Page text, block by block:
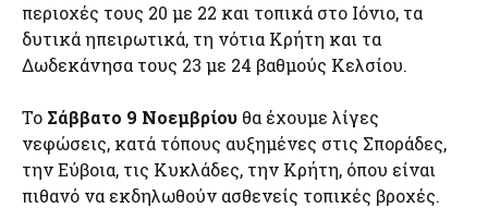
περιοχές τους 20 με 22 και τοπικά στο Ιόνιο, τα
δυτικά ηπειρωτικά, τη νότια Κρήτη και τα
Δωδεκάνησα τους 23 με 24 βαθμούς Κελσίου.
Το Σάββατο 9 Νοεμβρίου θα έχουμε λίγες
νεφώσεις, κατά τόπους αυξημένες στις Σποράδες,
την Εύβοια, τις Κυκλάδες, την Κρήτη, όπου είναι
πιθανό να εκδηλωθούν ασθενείς τοπικές βροχές.